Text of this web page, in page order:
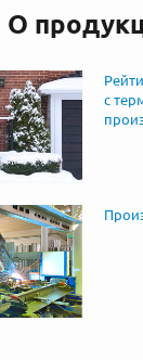
О
с